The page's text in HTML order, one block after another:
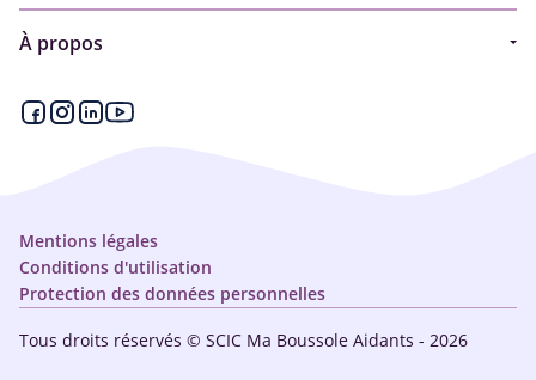
Aides financières et congés
À propos
Qui sommes-nous ?
Tous droits réservés © SCIC Ma Boussole Aidants - 2026
Mentions légales
Conditions d'utilisation
Protection des données personnelles